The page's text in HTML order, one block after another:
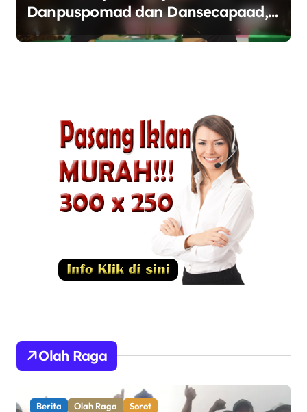
Danpuspomad dan Dansecapaad,
Tegaskan Penguatan Organisasi
Olah Raga
Berita Olah Raga Pemerintahan Sorot